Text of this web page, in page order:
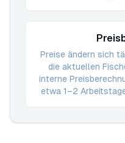
Preise ändern sich
die aktuellen
interne
etwa 1–2